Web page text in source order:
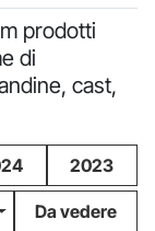
prodotti
di
cast,
2023
Da vedere